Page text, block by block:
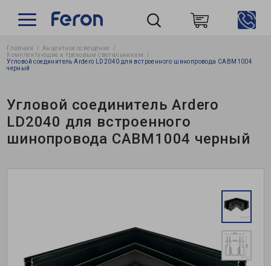
Главная
Акцентное освещение
Комплектующие к трековым светильникам
Угловой соединитель Ardero LD2040 для встроенного шинопровода CABM1004
черный
Угловой соединитель Ardero
LD2040 для встроенного
шинопровода CABM1004 черный